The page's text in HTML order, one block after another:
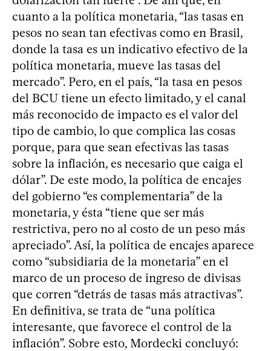
cuanto a la política monetaria, “las tasas en
pesos no sean tan efectivas como en Brasil,
donde la tasa es un indicativo efectivo de la
política monetaria, mueve las tasas del
mercado”. Pero, en el país, “la tasa en pesos
del BCU tiene un efecto limitado, y el canal
más reconocido de impacto es el valor del
tipo de cambio, lo que complica las cosas
porque, para que sean efectivas las tasas
sobre la inflación, es necesario que caiga el
dólar”. De este modo, la política de encajes
del gobierno “es complementaria” de la
monetaria, y ésta “tiene que ser más
restrictiva, pero no al costo de un peso más
apreciado”. Así, la política de encajes aparece
como “subsidiaria de la monetaria” en el
marco de un proceso de ingreso de divisas
que corren “detrás de tasas más atractivas”.
En definitiva, se trata de “una política
interesante, que favorece el control de la
inflación”. Sobre esto, Mordecki concluyó: